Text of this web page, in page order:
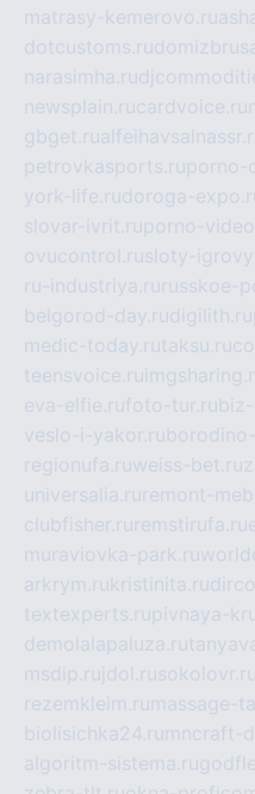
matrasy-kemerovo.ru
dotcustoms.ru
narasimha.ru
newsplain.rucardvoice.ru
gbget.ru
petrovkasports.ruporno-
york-life.rudoroga-
slovar-ivrit.ruporno-
ovucontrol.rusloty-
ru-industriya.ru russkoe-
belgorod-day.rudigilith.ru
medic-today.rutaksu.ru
teensvoice.ru
eva-elfie.rufoto-tur.ru
veslo-i-yakor.ru
regionufa.ruweiss-bet.ru
universalia.ru remont-
clubfisher.ru remstirufa.ru
muraviovka-park.ru
arkrym.rukristinita.ru
textexperts.rupivnaya-
demolalapaluza.ru
msdip.ru jdol.rusokolovr.ru
rezemkleim.ru massage-
biolisichka24.ru mncraft-
algoritm-sistema.ru